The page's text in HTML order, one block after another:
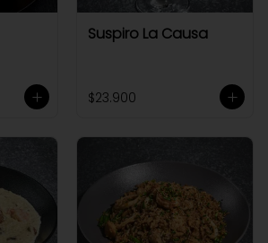
Suspiro La Causa
$23.900